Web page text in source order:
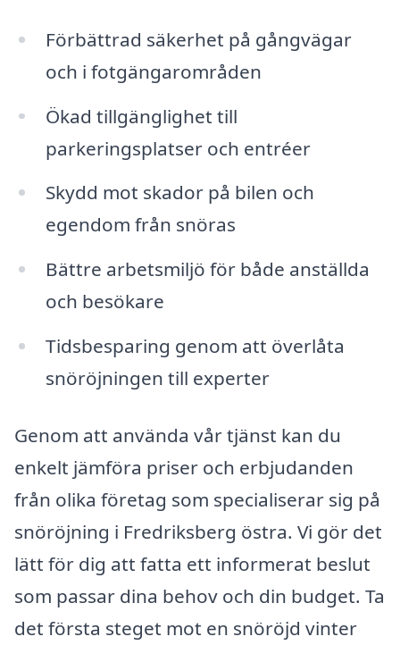
Förbättrad säkerhet på gångvägar
och i fotgängarområden
Ökad tillgänglighet till
parkeringsplatser och entréer
Skydd mot skador på bilen och
egendom från snöras
Bättre arbetsmiljö för både anställda
och besökare
Tidsbesparing genom att överlåta
snöröjningen till experter
Genom att använda vår tjänst kan du
enkelt jämföra priser och erbjudanden
från olika företag som specialiserar sig på
snöröjning i Fredriksberg östra. Vi gör det
lätt för dig att fatta ett informerat beslut
som passar dina behov och din budget. Ta
det första steget mot en snöröjd vinter